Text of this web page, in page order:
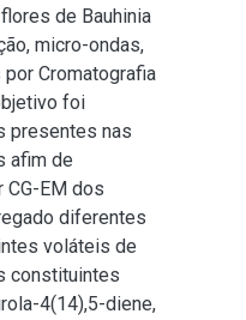
de Bauhinia
micro-ondas,
Cromatografia
foi
presentes nas
afim de
EM dos
diferentes
voláteis de
constituintes
4(14),5-diene,